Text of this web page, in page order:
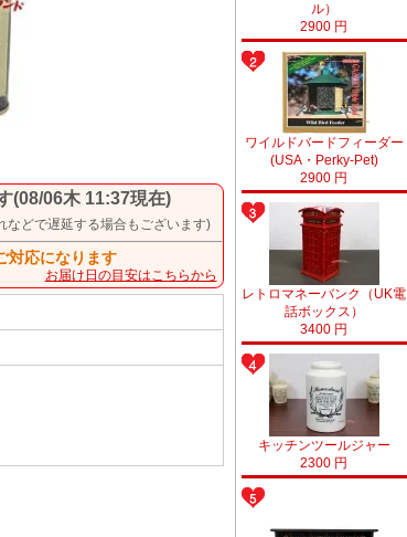
(08/06木 11:37現在)
どで遅延する場合もございます)
対応になります
お届け日の目安はこちらから
ル）
2900 円
ワイルドバードフィーダー
(USA・Perky-Pet)
2900 円
レトロマネーバンク（UK電
話ボックス）
3400 円
キッチンツールジャー
2300 円